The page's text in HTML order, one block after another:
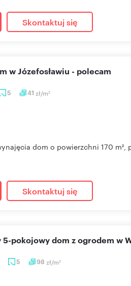
Skontaktuj się
5 41 zł/m2
w Józefosławiu - polecam
dom o powierzchni 170 m²,
Skontaktuj się
5 98 zł/m2
5-pokojowy dom z ogrodem w